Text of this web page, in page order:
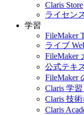
Claris Store
ライセン
学習
FileMaker
ライブ
FileMaker
公式テキ
FileMaker
Claris 学
Claris 技
Claris